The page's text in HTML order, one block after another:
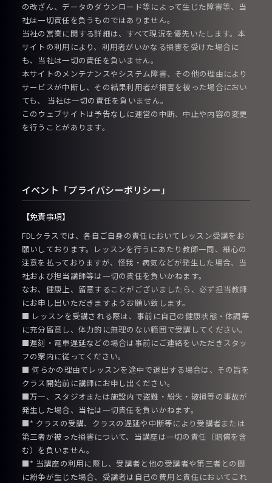
の改ざん、データのダウンロード等によって生じた障害等、当
社は一切責任を負うものではありません。
当社の営業に関する詳細は、すべて現況を優先いたします。本
サイトの利用により、利用者がいかなる損害を受けた場合に
も、当社は一切の責任を負いません。
本サイトのメンテナンスやシステム障害、その他の理由により
サービスが中断し、その結果利用者が損害を被った場合におい
ても、 当社は一切の責任を負いません。
このウェブサイトは予告なしに運営の中断、中止や内容の変更
を行うことがあります。
イベント「プライバシーポリシー」
【免責事項】
FDLクラスでは、各自ご自身の責任においてレッスン受講をお
願いしております。レッスンを行うにあたり教師一同、細心の
注意を払っておりますが、怪我・病気などが発生した場合、当
社および担当講師等は一切の責任を負いかねます。
なお、健康上、留意することがございましたら、必ず担当教師
にお申し出いただきますようお願い致します。
■ レッスンを受講される際は、事前に自己の健康状態・体調等
に充分留意し、体力的に無理のない範囲で受講してください。
■遅刻・電車遅延などの場合は事前にご連絡をいただきスタッ
フの案内に従ってください。
■ 何らかの理由でレッスンを途中で退出する場合は、その旨を
クラス開始前に講師にお申し出ください。
■万一、スタジオまたは施設内で盗難・紛失・破損等の事故が
発生した場合、当社は一切責任を負いかねます。
■* クラスの受講、クラスの遅延や中断等により受講者または
第三者が被った損害について、当講座は一切の責任（賠償を含
む）を負いません。
■* 当講座の利用に際し、受講者と他の受講者や第三者との間
に紛争が生じた場合、受講者は自己の費用と責任においてこれ